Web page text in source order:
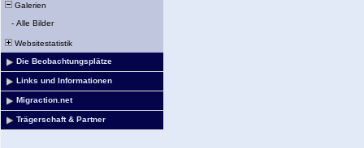
Galerien
- Alle Bilder
Websitestatistik
Die Beobachtungsplätze
Links und Informationen
Migraction.net
Trägerschaft & Partner